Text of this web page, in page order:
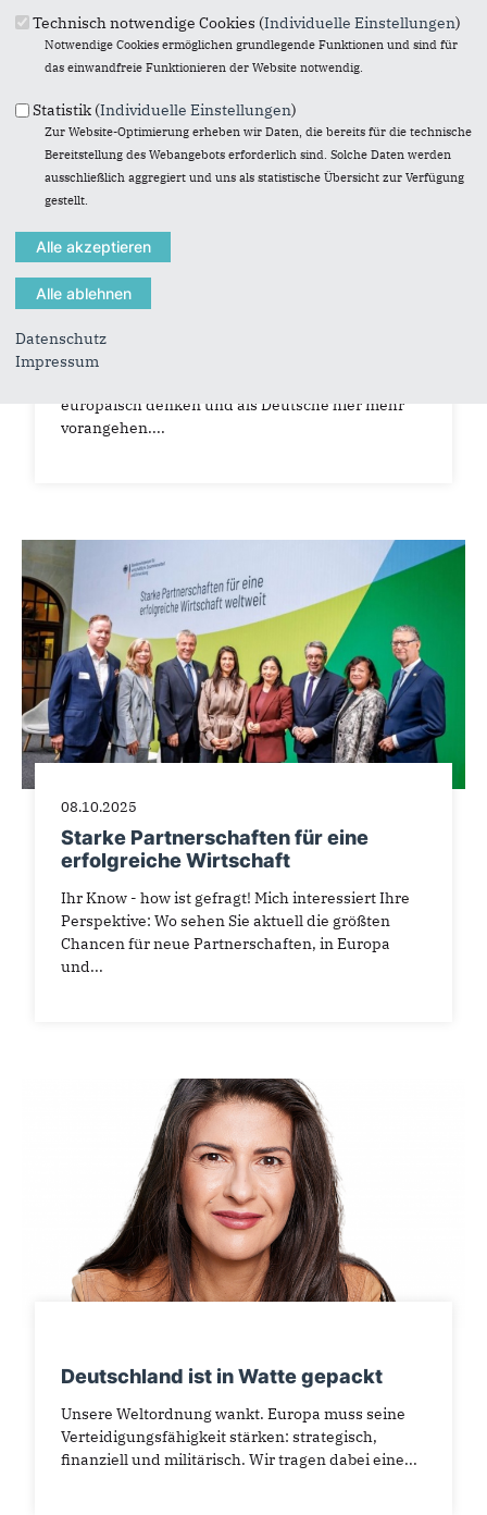
08.10.2025
Wie umgehen mit Autokraten? Zu
Deutschland alleine wird nie mit den USA oder mit
europäisch denken und als Deutsche hier mehr
vorangehen....
08.10.2025
Starke Partnerschaften für eine
erfolgreiche Wirtschaft
Ihr Know - how ist gefragt! Mich interessiert Ihre
Perspektive: Wo sehen Sie aktuell die größten
Chancen für neue Partnerschaften, in Europa
und...
Deutschland ist in Watte gepackt
Unsere Weltordnung wankt. Europa muss seine
Verteidigungsfähigkeit stärken: strategisch,
finanziell und militärisch. Wir tragen dabei eine...
Technisch notwendige Cookies (Individuelle Einstellungen)
Notwendige Cookies ermöglichen grundlegende Funktionen und sind für
das einwandfreie Funktionieren der Website notwendig.
Statistik (Individuelle Einstellungen)
Zur Website-Optimierung erheben wir Daten, die bereits für die technische
Bereitstellung des Webangebots erforderlich sind. Solche Daten werden
ausschließlich aggregiert und uns als statistische Übersicht zur Verfügung
gestellt.
Datenschutz
Impressum